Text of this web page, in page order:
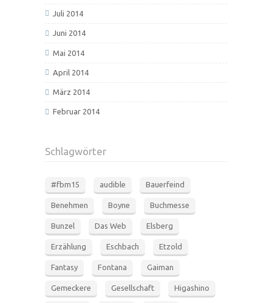
Juli 2014
Juni 2014
Mai 2014
April 2014
März 2014
Februar 2014
Schlagwörter
#fbm15 audible Bauerfeind
Benehmen Boyne Buchmesse
Bunzel Das Web Elsberg
Erzählung Eschbach Etzold
Fantasy Fontana Gaiman
Gemeckere Gesellschaft Higashino